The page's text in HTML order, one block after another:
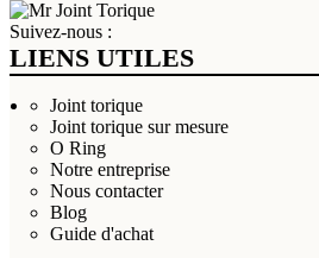
Suivez-nous :
LIENS UTILES
Joint torique
Joint torique sur mesure
O Ring
Notre entreprise
Nous contacter
Blog
Guide d'achat